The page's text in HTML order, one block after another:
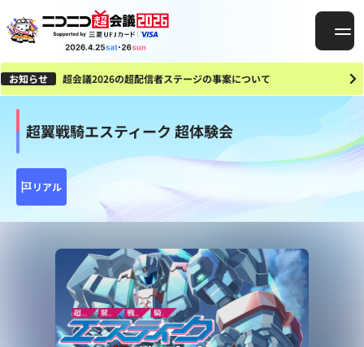
お知らせ 超会議2026の超配信者ステージの事案について
超翼戦騎エスティーク 超体験会
リアル